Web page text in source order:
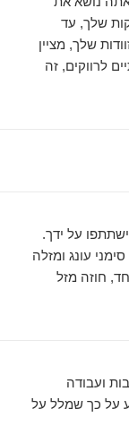
שלך, עד
שלך, מציין
לרווקים, זה
על ידך.
סימני עונג ומזלה
חוזה מזל
ועבודה
על כך שמלל על